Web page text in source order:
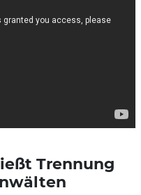
Trennung